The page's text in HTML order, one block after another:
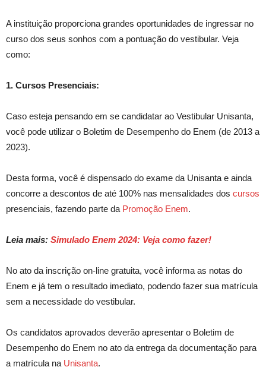
A instituição proporciona grandes oportunidades de ingressar no
curso dos seus sonhos com a pontuação do vestibular. Veja
como:
1. Cursos Presenciais:
Caso esteja pensando em se candidatar ao Vestibular Unisanta,
você pode utilizar o Boletim de Desempenho do Enem (de 2013 a
2023).
Desta forma, você é dispensado do exame da Unisanta e ainda
concorre a descontos de até 100% nas mensalidades dos cursos
presenciais, fazendo parte da Promoção Enem.
Leia mais: Simulado Enem 2024: Veja como fazer!
No ato da inscrição on-line gratuita, você informa as notas do
Enem e já tem o resultado imediato, podendo fazer sua matrícula
sem a necessidade do vestibular.
Os candidatos aprovados deverão apresentar o Boletim de
Desempenho do Enem no ato da entrega da documentação para
a matrícula na Unisanta.